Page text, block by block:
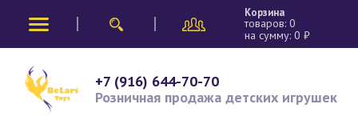
Корзина
товаров: 0
на сумму: 0₽
+7 (916) 644-70-70
Розничная продажа детских игрушек